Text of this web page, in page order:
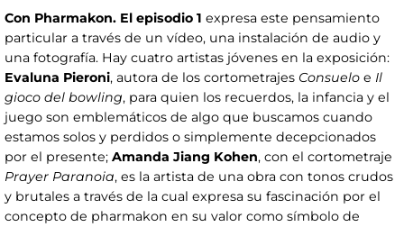
Con Pharmakon. El episodio 1 expresa este pensamiento
particular a través de un vídeo, una instalación de audio y
una fotografía. Hay cuatro artistas jóvenes en la exposición:
Evaluna Pieroni, autora de los cortometrajes Consuelo e Il
gioco del bowling, para quien los recuerdos, la infancia y el
juego son emblemáticos de algo que buscamos cuando
estamos solos y perdidos o simplemente decepcionados
por el presente; Amanda Jiang Kohen, con el cortometraje
Prayer Paranoia, es la artista de una obra con tonos crudos
y brutales a través de la cual expresa su fascinación por el
concepto de pharmakon en su valor como símbolo de